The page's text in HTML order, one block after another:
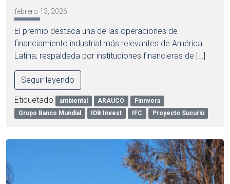
febrero 13, 2026
El premio destaca una de las operaciones de
financiamiento industrial más relevantes de América
Latina, respaldada por instituciones financieras de […]
Seguir leyendo
Etiquetado ambiental ARAUCO
Finnvera
Grupo Banco Mundial
IDB Invest IFC Proyecto Sucuriú